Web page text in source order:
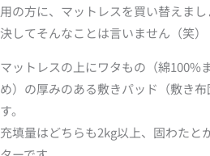
用の方に、マットレスを買い替えまし
決してそんなことは言いません（笑）
マットレスの上にワタもの（綿100%
め）の厚みのある敷きパッド（敷き
す。
充填量はどちらも2kg以上、固わたと